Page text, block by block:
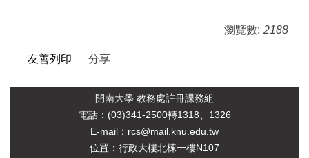
瀏覽數: 2188
友善列印 分享
開南大學 教務處註冊課務組
電話：(03)341-2500轉1318、1326
E-mail：rcs@mail.knu.edu.tw
位罝：行政大樓北棟一樓N107